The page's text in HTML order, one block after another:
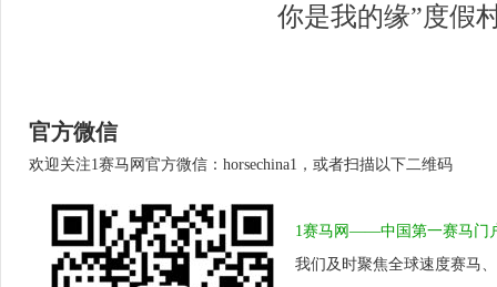
你是我的缘”度假
官方微信
欢迎关注1赛马网官方微信：horsechina1，或者扫描以下二维码
1赛马网——中国第一赛马门
我们及时聚焦全球速度赛马